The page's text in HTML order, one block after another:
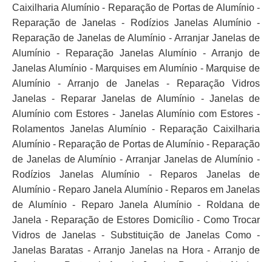
Caixilharia Alumínio - Reparação de Portas de Alumínio -
Reparação de Janelas - Rodízios Janelas Alumínio -
Reparação de Janelas de Alumínio - Arranjar Janelas de
Alumínio - Reparação Janelas Alumínio - Arranjo de
Janelas Alumínio - Marquises em Alumínio - Marquise de
Alumínio - Arranjo de Janelas - Reparação Vidros
Janelas - Reparar Janelas de Alumínio - Janelas de
Alumínio com Estores - Janelas Alumínio com Estores -
Rolamentos Janelas Alumínio - Reparação Caixilharia
Alumínio - Reparação de Portas de Alumínio - Reparação
de Janelas de Alumínio - Arranjar Janelas de Alumínio -
Rodízios Janelas Alumínio - Reparos Janelas de
Alumínio - Reparo Janela Alumínio - Reparos em Janelas
de Alumínio - Reparo Janela Alumínio - Roldana de
Janela - Reparação de Estores Domicílio - Como Trocar
Vidros de Janelas - Substituição de Janelas Como -
Janelas Baratas - Arranjo Janelas na Hora - Arranjo de